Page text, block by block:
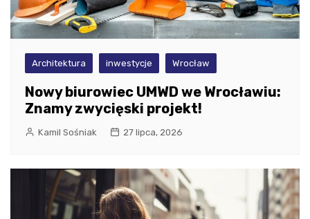
Architektura inwestycje Wrocław
Nowy biurowiec UMWD we Wrocławiu:
Znamy zwycięski projekt!
Kamil Sośniak 27 lipca, 2026